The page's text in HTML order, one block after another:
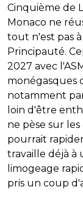
Cinquième de
Monaco ne
tout n'est pas
Principauté.
2027 avec
monégasques
notamment
loin d'être
ne pèse sur
pourrait
travaille déjà à
limogeage
pris un coup